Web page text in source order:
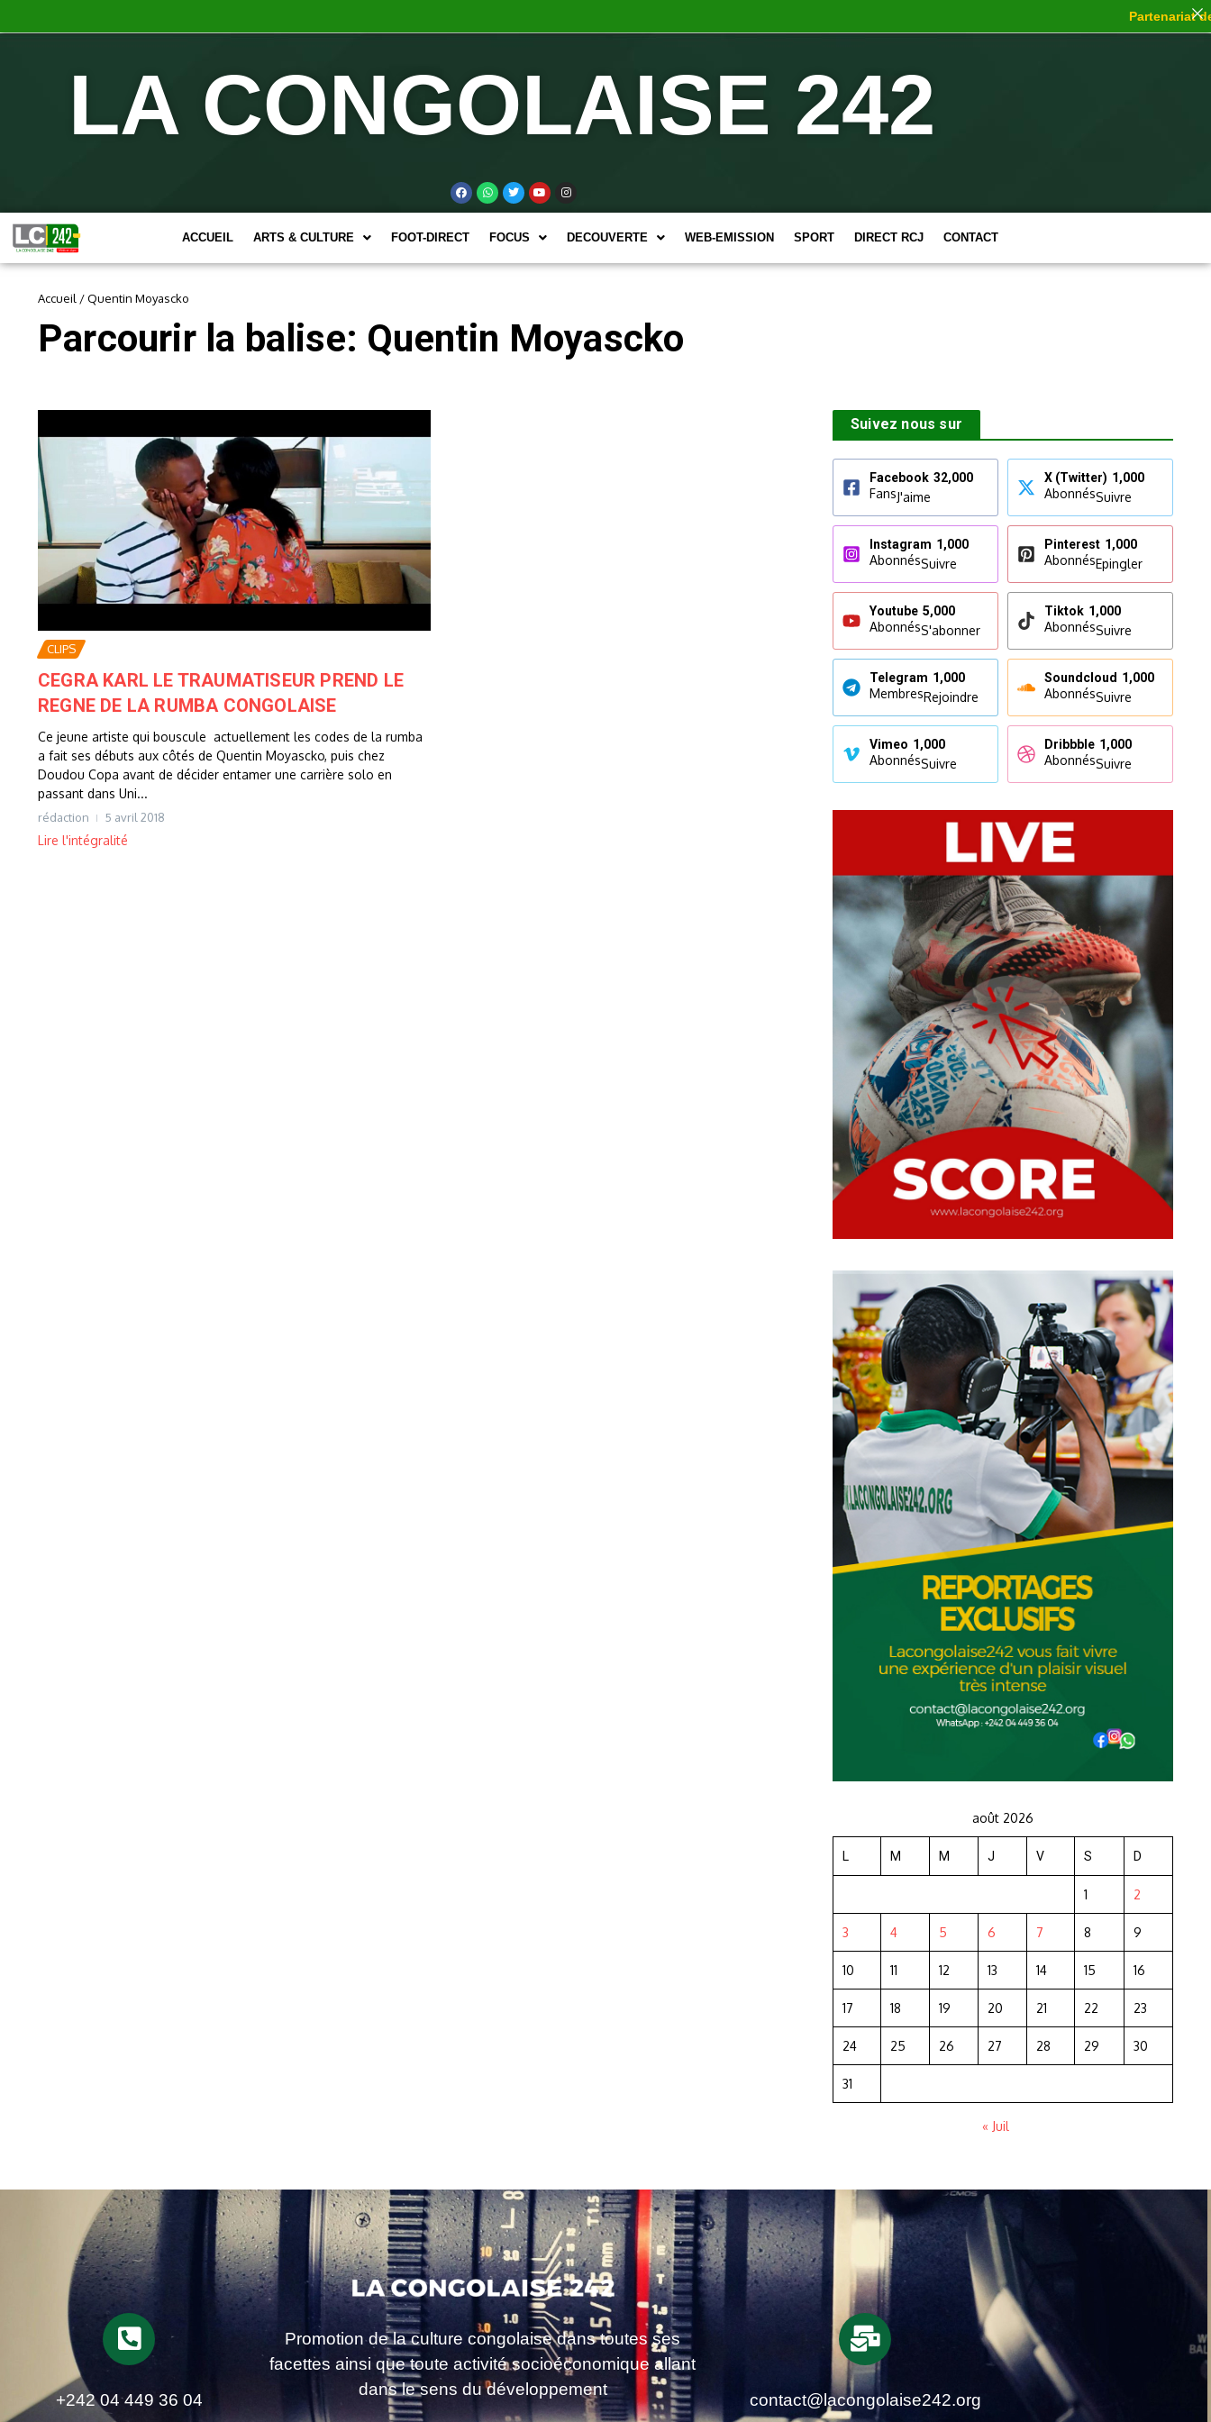
LA CONGOLAISE 242
ACCUEIL ARTS & CULTURE FOOT-DIRECT FOCUS DECOUVERTE WEB-EMISSION SPORT DIRECT RCJ CONTACT
Accueil /Quentin Moyascko
Parcourir la balise: Quentin Moyascko
CLIPS
CEGRA KARL LE TRAUMATISEUR PREND LE
REGNE DE LA RUMBA CONGOLAISE
Ce jeune artiste qui bouscule actuellement les codes de la rumba
a fait ses débuts aux côtés de Quentin Moyascko, puis chez
Doudou Copa avant de décider entamer une carrière solo en
passant dans Uni...
rédaction 5 avril 2018
Lire l'intégralité
Suivez nous sur
Facebook 32,000
FansJ'aime
X (Twitter) 1,000
AbonnésSuivre
Instagram 1,000
AbonnésSuivre
Pinterest 1,000
AbonnésEpingler
Youtube 5,000
AbonnésS'abonner
Tiktok 1,000
AbonnésSuivre
Telegram 1,000
MembresRejoindre
Soundcloud 1,000
AbonnésSuivre
Vimeo 1,000
AbonnésSuivre
Dribbble 1,000
AbonnésSuivre
août 2026
L M M J V S D
1 2
3 4 5 6 7 8 9
10 11 12 13 14 15 16
17 18 19 20 21 22 23
24 25 26 27 28 29 30
31
« Juil
+242 04 449 36 04
Promotion de la culture congolaise dans toutes ses
facettes ainsi que toute activité socioéconomique allant
dans le sens du développement
contact@lacongolaise242.org
Partenariat de